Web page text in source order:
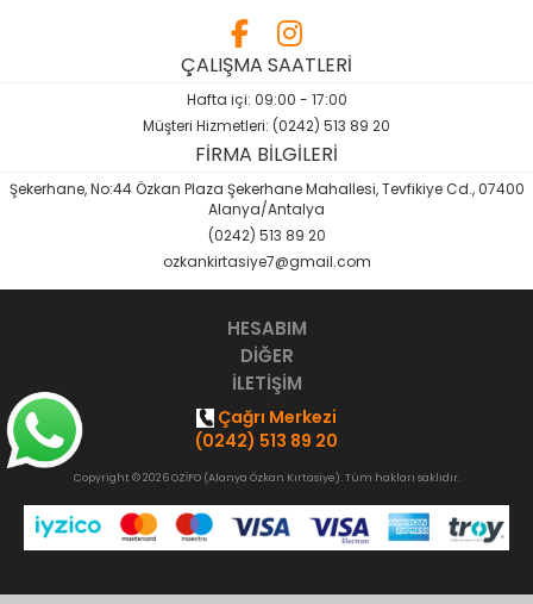
Yardımcı Kaynak Kitaplar
ÇALIŞMA SAATLERİ
Hafta içi: 09:00 - 17:00
Müşteri Hizmetleri: (0242) 513 89 20
FİRMA BİLGİLERİ
Şekerhane, No:44 Özkan Plaza Şekerhane Mahallesi, Tevfikiye Cd., 07400
Alanya/Antalya
(0242) 513 89 20
ozkankirtasiye7@gmail.com
HESABIM
DİĞER
İLETİŞİM
Çağrı Merkezi
(0242) 513 89 20
Copyright © 2026 OZİFO (Alanya Özkan Kırtasiye). Tüm hakları saklıdır.